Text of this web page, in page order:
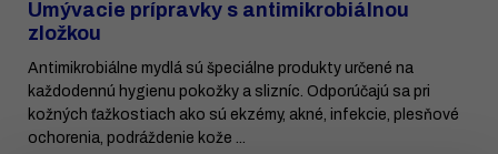
Umývacie prípravky s antimikrobiálnou
zložkou
Antimikrobiálne mydlá sú špeciálne produkty určené na
každodennú hygienu pokožky a slizníc. Odporúčajú sa pri
kožných ťažkostiach ako sú ekzémy, akné, infekcie, plesňové
ochorenia, podráždenie kože ...